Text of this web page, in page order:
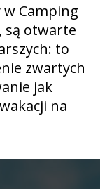
Camping
są otwarte
to
zwartych
jak
na